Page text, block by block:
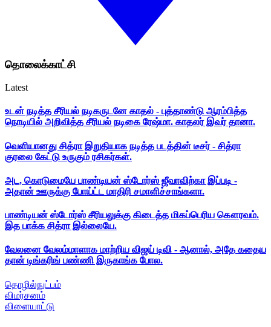
தொலைக்காட்சி
Latest
உடன் நடித்த சீரியல் நடிகருடனே காதல் - புத்தாண்டு ஆரம்பித்த
நொடியில் அறிவித்த சீரியல் நடிகை ரேஷ்மா. காதலர் இவர் தானா.
வெளியானது சித்ரா இறுதியாக நடித்த படத்தின் டீசர் - சித்ரா
குரலை கேட்டு உருகும் ரசிகர்கள்.
அட, கொடுமையே பாண்டியன் ஸ்டோர்ஸ் ஜீவாவிற்கா இப்படி -
அதான் ஊருக்கு போய்ட்ட மாதிரி சமாளிச்சாங்களா.
பாண்டியன் ஸ்டோர்ஸ் சீரியலுக்கு கிடைத்த மிகப்பெரிய கௌரவம்.
இத பாக்க சித்ரா இல்லையே.
வேலனை வேலம்மாளாக மாற்றிய விஜய் டிவி - ஆனால், அதே கதைய
தான் டிங்கரிங் பண்ணி இருகாங்க போல.
தொழில்நுட்பம்
விமர்சனம்
விளையாட்டு